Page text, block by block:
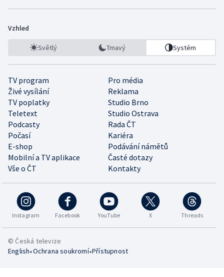
Vzhled
Světlý Tmavý Systém
TV program
Pro média
Živé vysílání
Reklama
TV poplatky
Studio Brno
Teletext
Studio Ostrava
Podcasty
Rada ČT
Počasí
Kariéra
E-shop
Podávání námětů
Mobilní a TV aplikace
Časté dotazy
Vše o ČT
Kontakty
Instagram Facebook YouTube X Threads
© Česká televize
English•Ochrana soukromí•Přístupnost